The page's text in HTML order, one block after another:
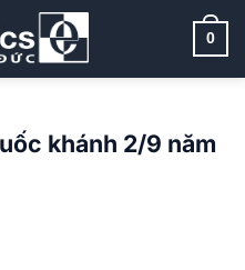
0
khánh 2/9 năm